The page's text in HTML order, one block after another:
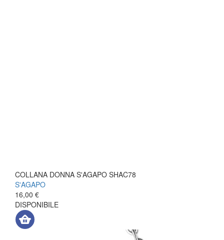
COLLANA DONNA S'AGAPO SHAC78
S'AGAPO
16,00 €
DISPONIBILE